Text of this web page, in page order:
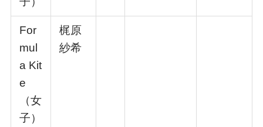
For
mul
a Kit
e
（⼥
⼦）
梶原
紗希